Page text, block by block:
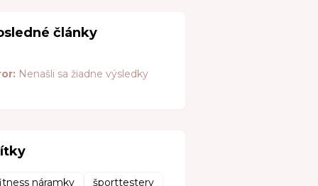
články
Nenašli sa žiadne výsledky
náramky
športtestery